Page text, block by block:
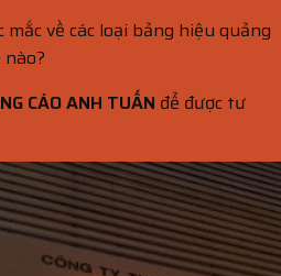
về các loại bảng hiệu quảng
CÁO ANH TUẤN để được tư